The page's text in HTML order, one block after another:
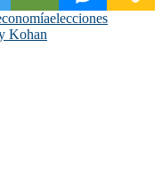
elecciones
Kohan